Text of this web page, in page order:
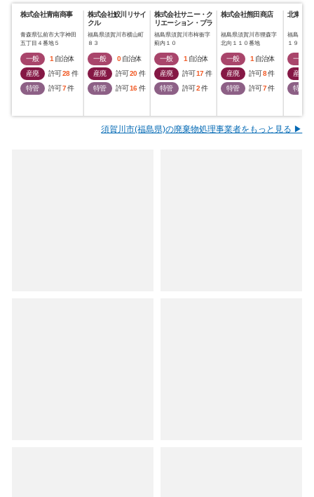
株式会社青南商事
青森県弘前市大字神田
五丁目４番地５
一般 1 自治体
産廃
許可28 件
特管
許可7件
株式会社鮫川リサイ
クル
福島県須賀川市横山町
８３
一般 0 自治体
産廃
許可20 件
特管
許可16 件
株式会社サニー・ク
リエーション・プラ
ンニング
福島県須賀川市桙衝字
薊内１０
一般 1 自治体
産廃
許可17 件
特管
許可2 件
株式会社熊田商店
福島県須賀川市狸森字
北向１１０番地
一般 1 自治体
産廃
許可8件
特管
許可7件
北東物
福島県福
１９－７
一般
産廃
特管
須賀川市(福島県)の廃棄物処理事業者をもっと見る ▶